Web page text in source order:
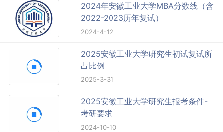
2024年安徽工业大学MBA分数线（含
2022-2023历年复试）
2024-4-12
2025安徽工业大学研究生初试复试所
占比例
2025-3-31
2025安徽工业大学研究生报考条件-
考研要求
2024-10-10